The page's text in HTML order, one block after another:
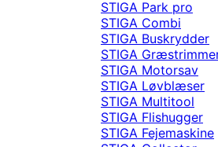
STIGA Park pro
STIGA Combi
STIGA Buskrydder
STIGA
STIGA Motorsav
STIGA Løvblæser
STIGA Multitool
STIGA Flishugger
STIGA Fejemaskine